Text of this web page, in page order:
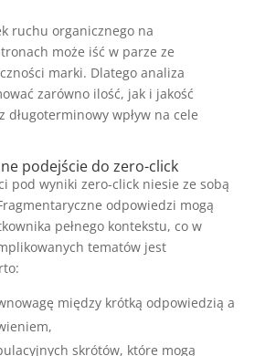
ruchu organicznego na
może iść w parze ze
marki. Dlatego analiza
zarówno ilość, jak i jakość
długoterminowy wpływ na cele
podejście do zero-click
pod wyniki zero-click niesie ze sobą
odpowiedzi mogą
pełnego kontekstu, co w
tematów jest
między krótką odpowiedzią a
skrótów, które mogą